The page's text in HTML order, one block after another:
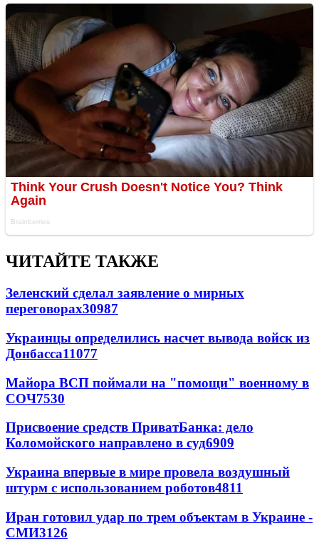
ЧИТАЙТЕ ТАКЖЕ
Зеленский сделал заявление о мирных
переговорах30987
Украинцы определились насчет вывода войск из
Донбасса11077
Майора ВСП поймали на "помощи" военному в
СОЧ7530
Присвоение средств ПриватБанка: дело
Коломойского направлено в суд6909
Украина впервые в мире провела воздушный
штурм с использованием роботов4811
Иран готовил удар по трем объектам в Украине -
СМИ3126